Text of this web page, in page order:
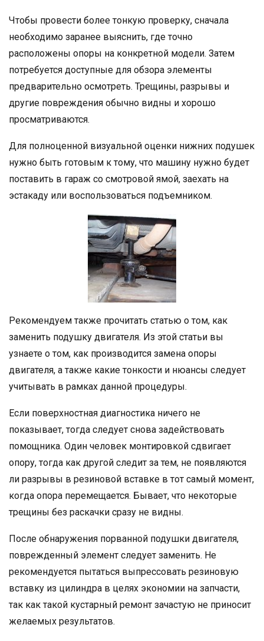
Чтобы провести более тонкую проверку, сначала
необходимо заранее выяснить, где точно
расположены опоры на конкретной модели. Затем
потребуется доступные для обзора элементы
предварительно осмотреть. Трещины, разрывы и
другие повреждения обычно видны и хорошо
просматриваются.
Для полноценной визуальной оценки нижних подушек
нужно быть готовым к тому, что машину нужно будет
поставить в гараж со смотровой ямой, заехать на
эстакаду или воспользоваться подъемником.
Рекомендуем также прочитать статью о том, как
заменить подушку двигателя. Из этой статьи вы
узнаете о том, как производится замена опоры
двигателя, а также какие тонкости и нюансы следует
учитывать в рамках данной процедуры.
Если поверхностная диагностика ничего не
показывает, тогда следует снова задействовать
помощника. Один человек монтировкой сдвигает
опору, тогда как другой следит за тем, не появляются
ли разрывы в резиновой вставке в тот самый момент,
когда опора перемещается. Бывает, что некоторые
трещины без раскачки сразу не видны.
После обнаружения порванной подушки двигателя,
поврежденный элемент следует заменить. Не
рекомендуется пытаться выпрессовать резиновую
вставку из цилиндра в целях экономии на запчасти,
так как такой кустарный ремонт зачастую не приносит
желаемых результатов.